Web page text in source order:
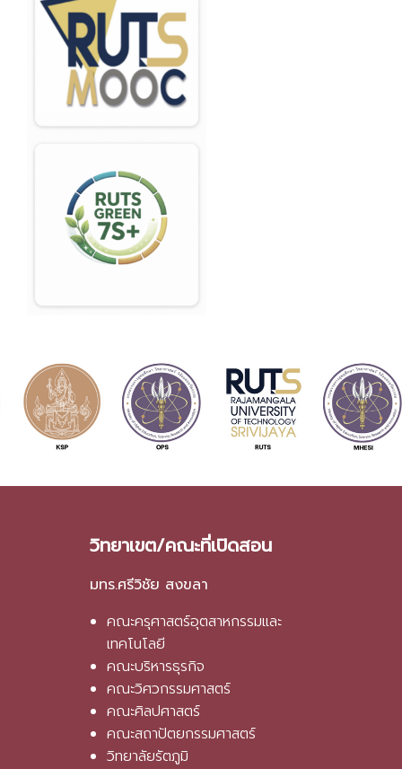
วิทยาเขต/คณะที่เปิดสอน
มทร.ศรีวิชัย สงขลา
คณะครุศาสตร์อุตสาหกรรมและ
เทคโนโลยี
คณะบริหารธุรกิจ
คณะวิศวกรรมศาสตร์
คณะศิลปศาสตร์
คณะสถาปัตยกรรมศาสตร์
วิทยาลัยรัตภูมิ